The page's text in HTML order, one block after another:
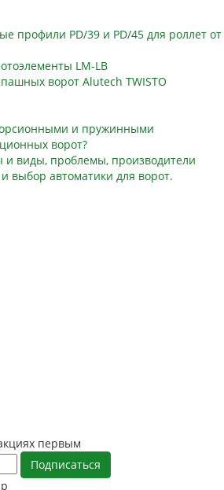
профили PD/39 и PD/45 для роллет от
LM-LB
ворот Alutech TWISTO
и пружинными
ворот?
и виды, проблемы, производители
выбор автоматики для ворот.
первым